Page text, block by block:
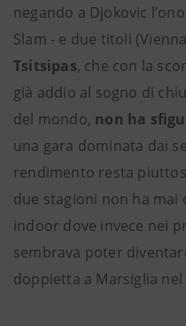
negando a Djokovic
Slam - e due titoli
Tsitsipas, che con la
già addio al sogno di
del mondo, non ha
una gara dominata dai
rendimento resta
due stagioni non ha
indoor dove invece nei
sembrava poter
doppietta a Marsiglia nel